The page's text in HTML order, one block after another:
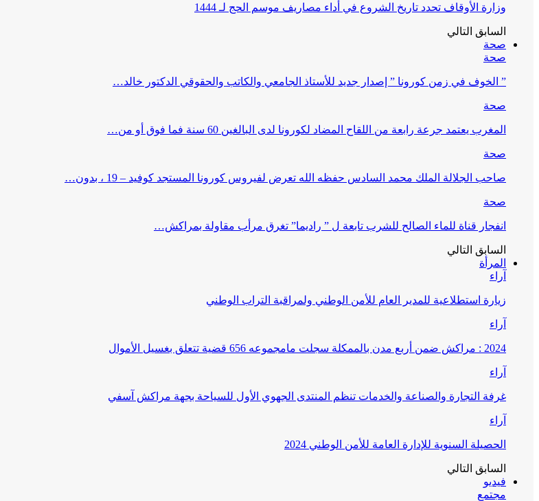
وزارة الأوقاف تحدد تاريخ الشروع في أداء مصاريف موسم الحج لـ 1444
السابق التالي
صحة
صحة
” الخوف في زمن كورونا ” إصدار جديد للأستاذ الجامعي والكاتب والحقوقي الدكتور خالد…
صحة
المغرب يعتمد جرعة رابعة من اللقاح المضاد لكورونا لدى البالغين 60 سنة فما فوق أو من…
صحة
صاحب الجلالة الملك محمد السادس حفظه الله تعرض لفيروس كورونا المستجد كوفيد – 19 ، بدون…
صحة
انفجار قناة للماء الصالح للشرب تابعة ل ” راديما” تغرق مرأب مقاولة بمراكش…
السابق التالي
المرأة
آراء
زيارة استطلاعية للمدير العام للأمن الوطني ولمراقبة التراب الوطني
آراء
2024 : مراكش ضمن أربع مدن بالممكلة سجلت مامجموعه 656 قضية تتعلق بغسيل الأموال
آراء
غرفة التجارة والصناعة والخدمات تنظم المنتدى الجهوي الأول للسياحة بجهة مراكش آسفي
آراء
الحصيلة السنوية للإدارة العامة للأمن الوطني 2024
السابق التالي
فيديو
مجتمع